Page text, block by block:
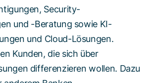
Security-
und -Beratung sowie KI-
und Cloud-Lösungen.
Kunden, die sich über
differenzieren wollen. Dazu